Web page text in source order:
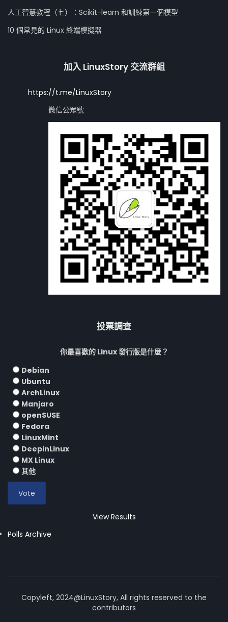
人工智慧教程（七）：Scikit-learn 和訓練第一個模型
10 個常見的 Linux 終端模擬器
加入 LinuxStory 交流群組
https://t.me/LinuxStory
微信公眾號
投票調查
你最喜歡的 Linux 發行版是什麼？
Debian
Ubuntu
ArchLinux
Manjaro
openSUSE
Fedora
LinuxMint
DeepinLinux
MX Linux
其他
View Results
Polls Archive
Copyleft, 2024@LinuxStory, All rights reserved to the
contributors